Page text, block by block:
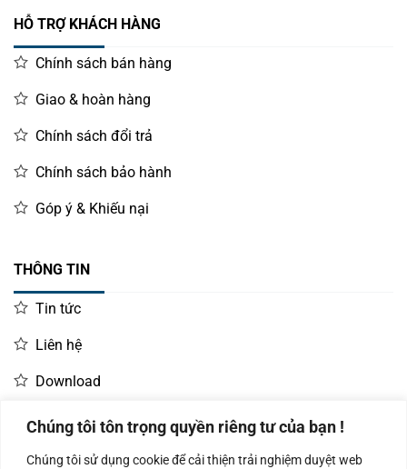
Chúng tôi tôn trọng quyền riêng tư của bạn !
Chúng tôi sử dụng cookie để cải thiện trải nghiệm duyệt web
HỖ TRỢ KHÁCH HÀNG
Chính sách bán hàng
Giao & hoàn hàng
Chính sách đổi trả
Chính sách bảo hành
Góp ý & Khiếu nại
THÔNG TIN
Tin tức
Liên hệ
Download
LIÊN HỆ MUA HÀNG